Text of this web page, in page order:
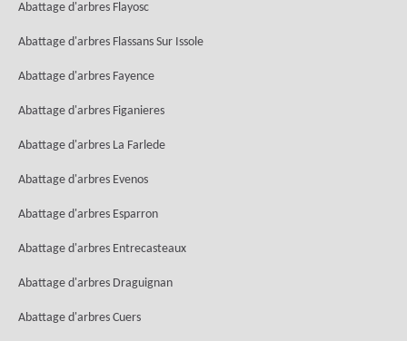
Abattage d'arbres Flayosc
Abattage d'arbres Flassans Sur Issole
Abattage d'arbres Fayence
Abattage d'arbres Figanieres
Abattage d'arbres La Farlede
Abattage d'arbres Evenos
Abattage d'arbres Esparron
Abattage d'arbres Entrecasteaux
Abattage d'arbres Draguignan
Abattage d'arbres Cuers